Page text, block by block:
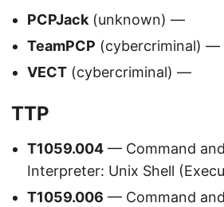
PCPJack(unknown) —
TeamPCP (cybercriminal) —
VECT (cybercriminal) —
TTP
T1059.004 — Command
Interpreter: Unix Shell
T1059.006 — Command